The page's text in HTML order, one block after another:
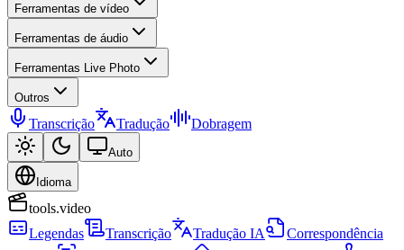
Ferramentas de vídeo
Ferramentas de áudio
Ferramentas Live Photo
Outros
Transcrição Tradução Dobragem
Auto
Idioma
tools.video
Legendas
Transcrição Tradução IA
Correspondência